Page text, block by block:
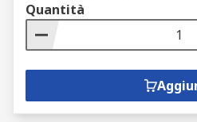
Quantità